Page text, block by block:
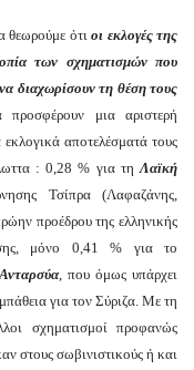
θεωρούμε ότι οι εκλογές της
των σχηματισμών που
διαχωρίσουν τη θέση τους
μια αριστερή
αποτελέσματά τους
: 0,28 % για τη Λαϊκή
Τσίπρα (Λαφαζάνης,
προέδρου της ελληνικής
μόνο 0,41 % για το
Ανταρσύα, που όμως υπάρχει
για τον Σύριζα. Με τη
σχηματισμοί προφανώς
στους σωβινιστικούς ή και